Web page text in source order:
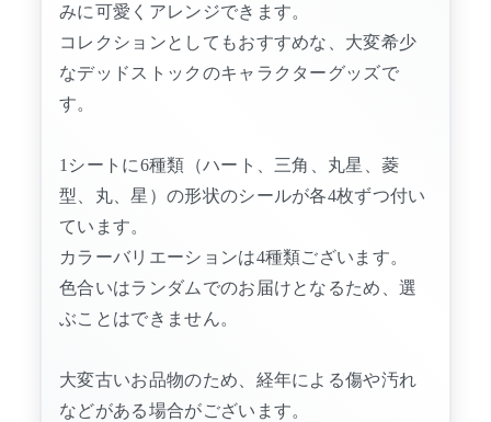
みに可愛くアレンジできます。
コレクションとしてもおすすめな、大変希少
なデッドストックのキャラクターグッズで
す。
1シートに6種類（ハート、三角、丸星、菱
型、丸、星）の形状のシールが各4枚ずつ付い
ています。
カラーバリエーションは4種類ございます。
色合いはランダムでのお届けとなるため、選
ぶことはできません。
大変古いお品物のため、経年による傷や汚れ
などがある場合がございます。